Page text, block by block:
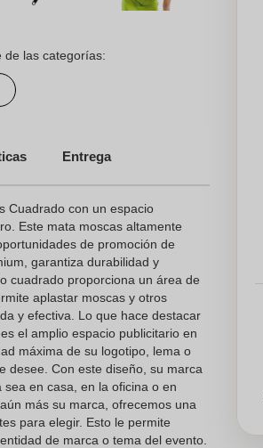
de las categorías:
Entrega
Cuadrado con un espacio
Este mata moscas altamente
de promoción de
garantiza durabilidad y
cuadrado proporciona un área de
aplastar moscas y otros
y efectiva. Lo que hace destacar
el amplio espacio publicitario en
máxima de su logotipo, lema o
desee. Con este diseño, su marca
en casa, en la oficina o en
más su marca, ofrecemos una
para elegir. Esto le permite
de marca o tema del evento.